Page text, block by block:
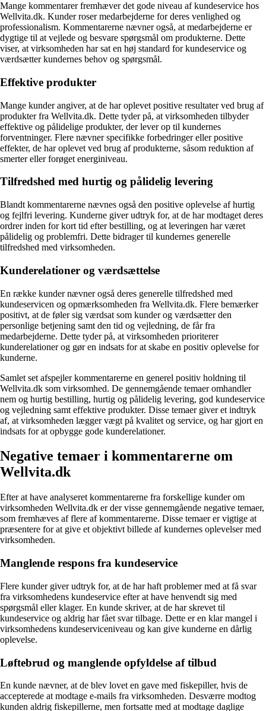
Mange kommentarer fremhæver det gode niveau af kundeservice hos
Wellvita.dk. Kunder roser medarbejderne for deres venlighed og
professionalism. Kommentarerne nævner også, at medarbejderne er
dygtige til at vejlede og besvare spørgsmål om produkterne. Dette
viser, at virksomheden har sat en høj standard for kundeservice og
værdsætter kundernes behov og spørgsmål.
Effektive produkter
Mange kunder angiver, at de har oplevet positive resultater ved brug af
produkter fra Wellvita.dk. Dette tyder på, at virksomheden tilbyder
effektive og pålidelige produkter, der lever op til kundernes
forventninger. Flere nævner specifikke forbedringer eller positive
effekter, de har oplevet ved brug af produkterne, såsom reduktion af
smerter eller forøget energiniveau.
Tilfredshed med hurtig og pålidelig levering
Blandt kommentarerne nævnes også den positive oplevelse af hurtig
og fejlfri levering. Kunderne giver udtryk for, at de har modtaget deres
ordrer inden for kort tid efter bestilling, og at leveringen har været
pålidelig og problemfri. Dette bidrager til kundernes generelle
tilfredshed med virksomheden.
Kunderelationer og værdsættelse
En række kunder nævner også deres generelle tilfredshed med
kundeservicen og opmærksomheden fra Wellvita.dk. Flere bemærker
positivt, at de føler sig værdsat som kunder og værdsætter den
personlige betjening samt den tid og vejledning, de får fra
medarbejderne. Dette tyder på, at virksomheden prioriterer
kunderelationer og gør en indsats for at skabe en positiv oplevelse for
kunderne.
Samlet set afspejler kommentarerne en generel positiv holdning til
Wellvita.dk som virksomhed. De gennemgående temaer omhandler
nem og hurtig bestilling, hurtig og pålidelig levering, god kundeservice
og vejledning samt effektive produkter. Disse temaer giver et indtryk
af, at virksomheden lægger vægt på kvalitet og service, og har gjort en
indsats for at opbygge gode kunderelationer.
Negative temaer i kommentarerne om
Wellvita.dk
Efter at have analyseret kommentarerne fra forskellige kunder om
virksomheden Wellvita.dk er der visse gennemgående negative temaer,
som fremhæves af flere af kommentarerne. Disse temaer er vigtige at
præsentere for at give et objektivt billede af kundernes oplevelser med
virksomheden.
Manglende respons fra kundeservice
Flere kunder giver udtryk for, at de har haft problemer med at få svar
fra virksomhedens kundeservice efter at have henvendt sig med
spørgsmål eller klager. En kunde skriver, at de har skrevet til
kundeservice og aldrig har fået svar tilbage. Dette er en klar mangel i
virksomhedens kundeserviceniveau og kan give kunderne en dårlig
oplevelse.
Løftebrud og manglende opfyldelse af tilbud
En kunde nævner, at de blev lovet en gave med fiskepiller, hvis de
accepterede at modtage e-mails fra virksomheden. Desværre modtog
kunden aldrig fiskepillerne, men fortsatte med at modtage daglige